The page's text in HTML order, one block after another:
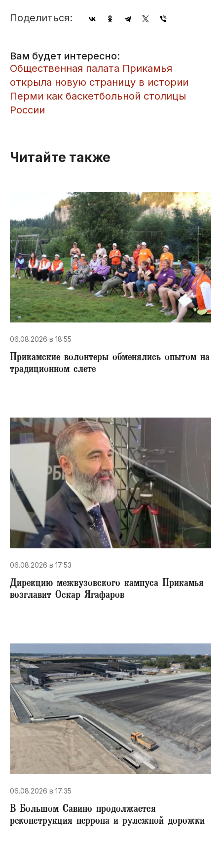
Поделиться:
Вам будет интересно:
​Общественная палата Прикамья
открыла новую страницу в истории
Перми как баскетбольной столицы
России
Читайте также
06.08.2026 в 18:55
Прикамские волонтеры обменялись опытом на
традиционном слете
06.08.2026 в 17:53
Дирекцию межвузовского кампуса Прикамья
возглавит Оскар Ягафаров
06.08.2026 в 17:35
В Большом Савино продолжается
реконструкция перрона и рулежной дорожки